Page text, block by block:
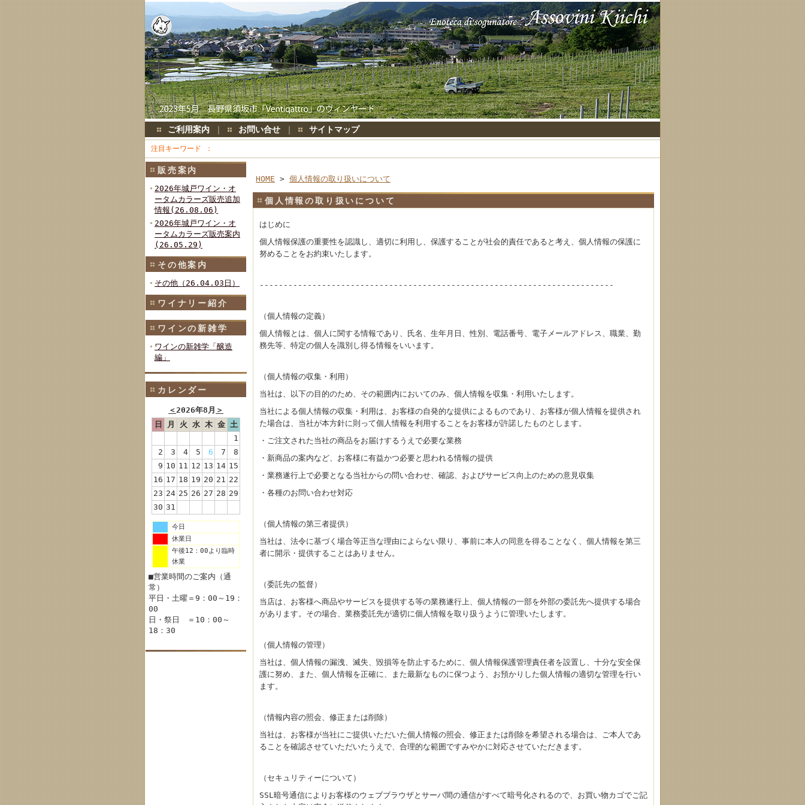
ご利用案内 ｜ お問い合せ ｜ サイトマップ
注目キーワード
販売案内
2026年城戸ワイン・オ
ータムカラーズ販売追加
情報(26.08.06)
2026年城戸ワイン・オ
ータムカラーズ販売案内
(26.05.29)
その他案内
その他（26.04.03日）
ワイナリー紹介
ワインの新雑学
ワインの新雑学「醸造
編」
カレンダー
＜2026年8月 ＞
日
月 火 水 木 金 土
1
2
3 4 5 6 7
8
9 10 11 12 13 14 15
16 17 18 19 20 21 22
23 24 25 26 27 28 29
30 31
今日
休業日
午後12：00より臨時
休業
■営業時間のご案内（通
常）
平日・土曜＝9：00～19：
00
日・祭日 ＝10：00～
18：30
HOME > 個人情報の取り扱いについて
個人情報の取り扱いについて
はじめに
個人情報保護の重要性を認識し、適切に利用し、保護することが社会的責任であると考え、個人情報の保護に
努めることをお約束いたします。
--------------------------------------------------------------------------
（個人情報の定義）
個人情報とは、個人に関する情報であり、氏名、生年月日、性別、電話番号、電子メールアドレス、職業、勤
務先等、特定の個人を識別し得る情報をいいます。
（個人情報の収集・利用）
当社は、以下の目的のため、その範囲内においてのみ、個人情報を収集・利用いたします。
当社による個人情報の収集・利用は、お客様の自発的な提供によるものであり、お客様が個人情報を提供され
た場合は、当社が本方針に則って個人情報を利用することをお客様が許諾したものとします。
・ご注文された当社の商品をお届けするうえで必要な業務
・新商品の案内など、お客様に有益かつ必要と思われる情報の提供
・業務遂行上で必要となる当社からの問い合わせ、確認、およびサービス向上のための意見収集
・各種のお問い合わせ対応
（個人情報の第三者提供）
当社は、法令に基づく場合等正当な理由によらない限り、事前に本人の同意を得ることなく、個人情報を第三
者に開示・提供することはありません。
（委託先の監督）
当店は、お客様へ商品やサービスを提供する等の業務遂行上、個人情報の一部を外部の委託先へ提供する場合
があります。その場合、業務委託先が適切に個人情報を取り扱うように管理いたします。
（個人情報の管理）
当社は、個人情報の漏洩、滅失、毀損等を防止するために、個人情報保護管理責任者を設置し、十分な安全保
護に努め、また、個人情報を正確に、また最新なものに保つよう、お預かりした個人情報の適切な管理を行い
ます。
（情報内容の照会、修正または削除）
当社は、お客様が当社にご提供いただいた個人情報の照会、修正または削除を希望される場合は、ご本人であ
ることを確認させていただいたうえで、合理的な範囲ですみやかに対応させていただきます。
（セキュリティーについて）
SSL暗号通信によりお客様のウェブブラウザとサーバ間の通信がすべて暗号化されるので、お買い物カゴでご記